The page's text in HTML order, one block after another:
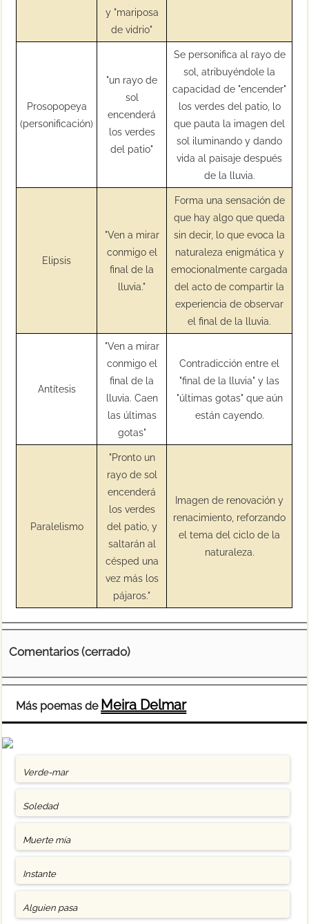
y "mariposa
de vidrio"
Prosopopeya
(personificación)
"un rayo de
sol
encenderá
los verdes
del patio"
Se personifica al rayo de
sol, atribuyéndole la
capacidad de "encender"
los verdes del patio, lo
que pauta la imagen del
sol iluminando y dando
vida al paisaje después
de la lluvia.
Elipsis
"Ven a mirar
conmigo el
final de la
lluvia."
Forma una sensación de
que hay algo que queda
sin decir, lo que evoca la
naturaleza enigmática y
emocionalmente cargada
del acto de compartir la
experiencia de observar
el final de la lluvia.
Antítesis
"Ven a mirar
conmigo el
final de la
lluvia. Caen
las últimas
gotas"
Contradicción entre el
"final de la lluvia" y las
"últimas gotas" que aún
están cayendo.
Paralelismo
"Pronto un
rayo de sol
encenderá
los verdes
del patio, y
saltarán al
césped una
vez más los
pájaros."
Imagen de renovación y
renacimiento, reforzando
el tema del ciclo de la
naturaleza.
Comentarios (cerrado)
Más poemas de Meira Delmar
Verde-mar
Soledad
Muerte mía
Instante
Alguien pasa